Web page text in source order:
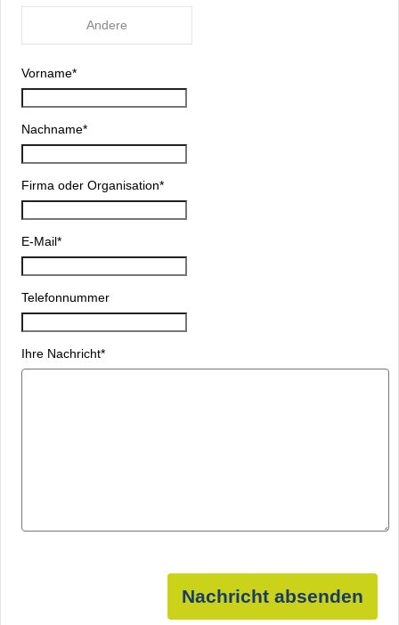
Andere
Vorname*
Nachname*
Firma oder Organisation*
E-Mail*
Telefonnummer
Ihre Nachricht*
Nachricht absenden